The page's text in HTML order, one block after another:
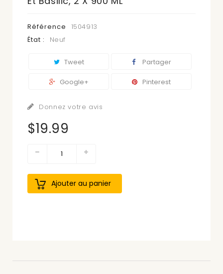
Référence
1504913
État :
Neuf
Tweet Partager
Google+ Pinterest
Donnez votre avis
$19.99
Ajouter au panier